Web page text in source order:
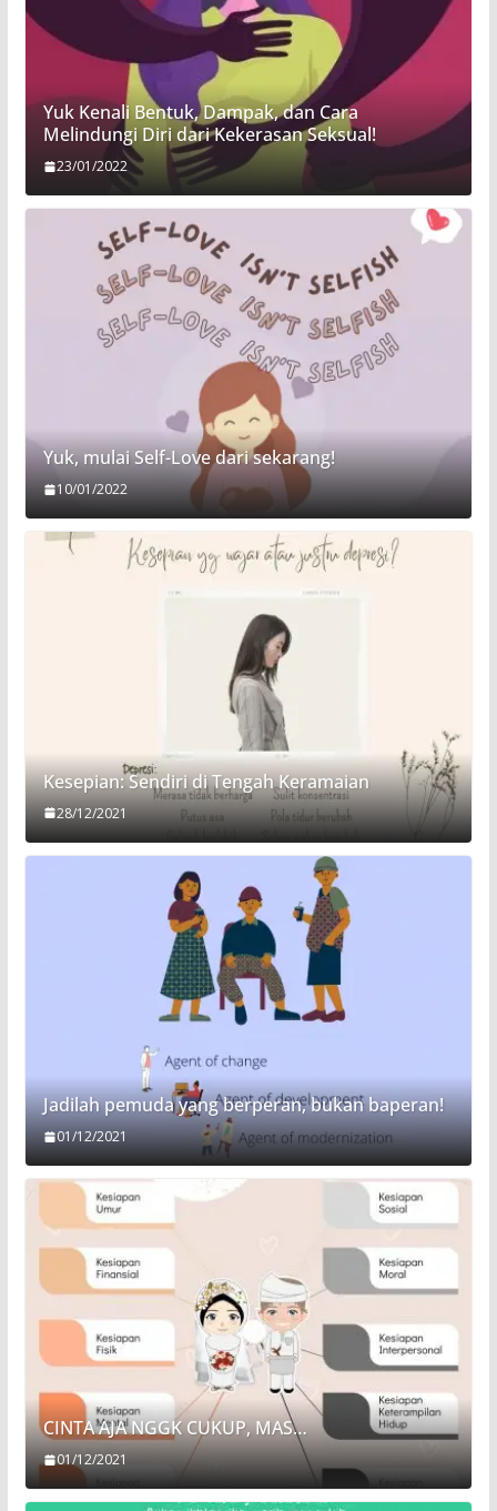
Yuk Kenali Bentuk, Dampak, dan Cara
Melindungi Diri dari Kekerasan Seksual!
23/01/2022
Yuk, mulai Self-Love dari sekarang!
10/01/2022
Kesepian: Sendiri di Tengah Keramaian
28/12/2021
Jadilah pemuda yang berperan, bukan baperan!
01/12/2021
CINTA AJA NGGK CUKUP, MAS…
01/12/2021